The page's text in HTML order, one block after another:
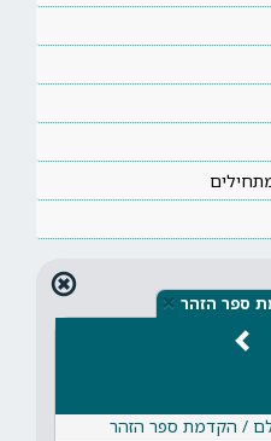
ספר הזהר ×
/ הקדמת ספר הזהר